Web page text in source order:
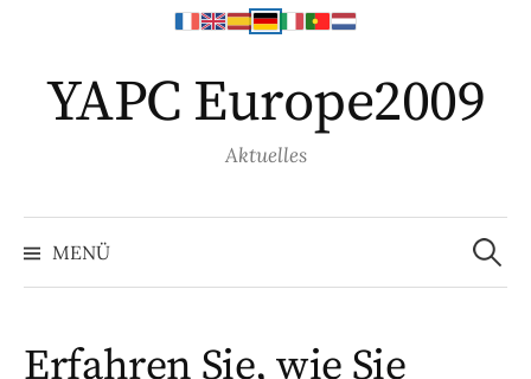
g
e
YAPC Europe2009
Aktuelles
MENÜ e
a
Erfahren Sie, wie Sie